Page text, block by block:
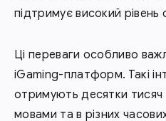
підтримує високий рівень
Ці переваги особливо
iGaming-платформ. Такі
отримують десятки тисяч
мовами та в різних